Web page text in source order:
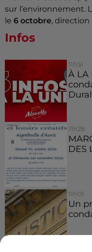
sur l’environnement.
le 6 octobre, direction
Infos
11h51
À LA
11h28
DES
11h01
Un